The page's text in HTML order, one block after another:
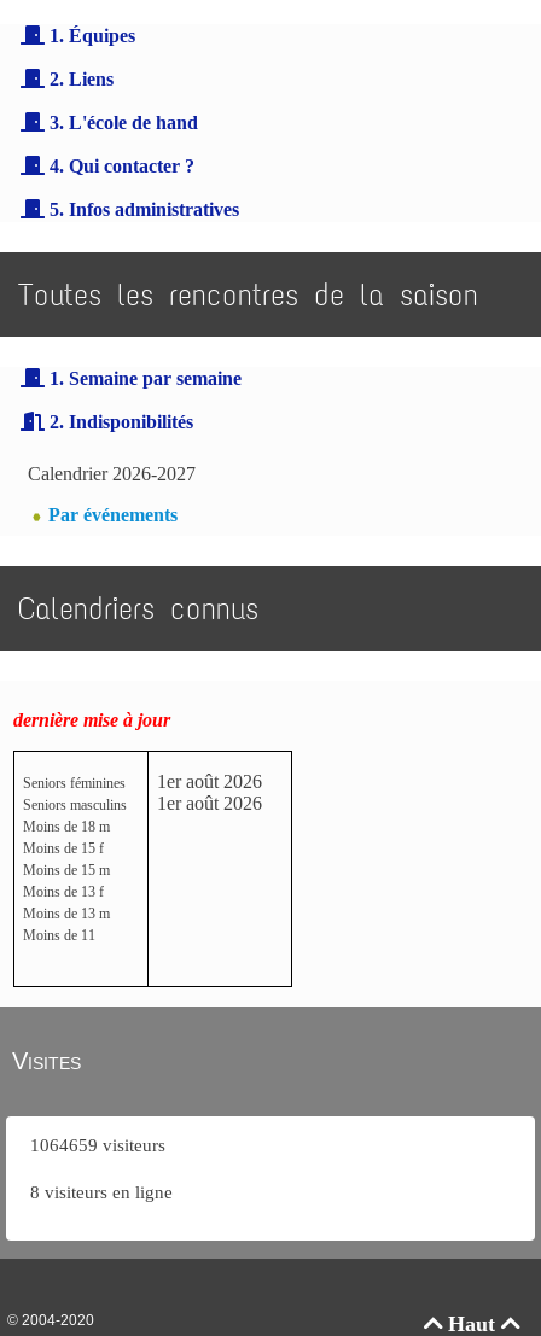
1. Équipes
2. Liens
3. L'école de hand
4. Qui contacter ?
5. Infos administratives
Toutes les rencontres de la saison
1. Semaine par semaine
2. Indisponibilités
Calendrier 2026-2027
Par événements
Calendriers connus
dernière mise à jour
Seniors féminines
Seniors masculins
Moins de 18 m
Moins de 15 f
Moins de 15 m
Moins de 13 f
Moins de 13 m
Moins de 11
1er août 2026
1er août 2026
Visites
1064659 visiteurs
8 visiteurs en ligne
Haut 
© 2004-2020